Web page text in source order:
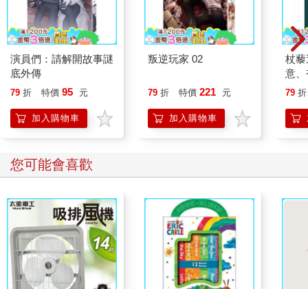
演員們：請解開故事謎
底外傳
79 折 特價 95 元
加入購物車
叛逆玩家 02
79 折 特價 221 元
加入購物車
杖
意
恭
79 折
您可能會喜歡